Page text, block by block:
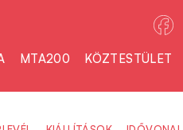
MTA200 KÖZTESTÜLET